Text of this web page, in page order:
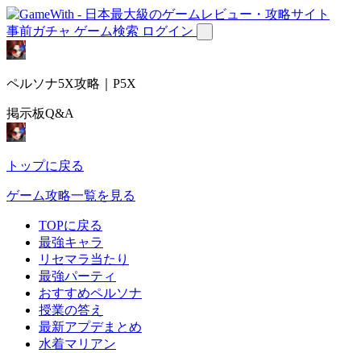
事前ガチャ ゲーム検索 ログイン
ペルソナ5X攻略｜P5X
掲示板Q&A
トップに戻る
ゲーム攻略一覧を見る
TOPに戻る
最強キャラ
リセマラ当たり
最強パーティ
おすすめペルソナ
授業の答え
最新アプデまとめ
水着マリアン